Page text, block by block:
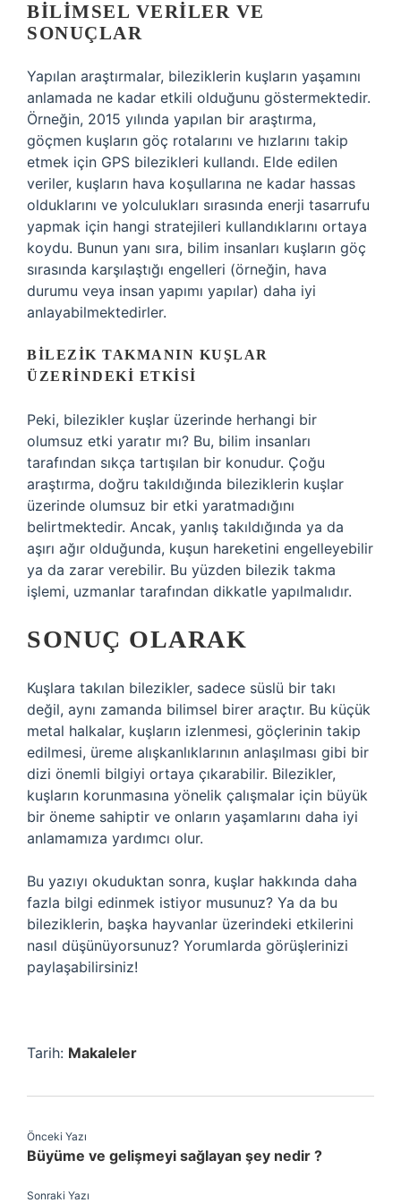
BILIMSEL VERILER VE
SONUÇLAR
Yapılan araştırmalar, bileziklerin kuşların yaşamını
anlamada ne kadar etkili olduğunu göstermektedir.
Örneğin, 2015 yılında yapılan bir araştırma,
göçmen kuşların göç rotalarını ve hızlarını takip
etmek için GPS bilezikleri kullandı. Elde edilen
veriler, kuşların hava koşullarına ne kadar hassas
olduklarını ve yolculukları sırasında enerji tasarrufu
yapmak için hangi stratejileri kullandıklarını ortaya
koydu. Bunun yanı sıra, bilim insanları kuşların göç
sırasında karşılaştığı engelleri (örneğin, hava
durumu veya insan yapımı yapılar) daha iyi
anlayabilmektedirler.
BILEZIK TAKMANIN KUŞLAR
ÜZERINDEKI ETKISI
Peki, bilezikler kuşlar üzerinde herhangi bir
olumsuz etki yaratır mı? Bu, bilim insanları
tarafından sıkça tartışılan bir konudur. Çoğu
araştırma, doğru takıldığında bileziklerin kuşlar
üzerinde olumsuz bir etki yaratmadığını
belirtmektedir. Ancak, yanlış takıldığında ya da
aşırı ağır olduğunda, kuşun hareketini engelleyebilir
ya da zarar verebilir. Bu yüzden bilezik takma
işlemi, uzmanlar tarafından dikkatle yapılmalıdır.
SONUÇ OLARAK
Kuşlara takılan bilezikler, sadece süslü bir takı
değil, aynı zamanda bilimsel birer araçtır. Bu küçük
metal halkalar, kuşların izlenmesi, göçlerinin takip
edilmesi, üreme alışkanlıklarının anlaşılması gibi bir
dizi önemli bilgiyi ortaya çıkarabilir. Bilezikler,
kuşların korunmasına yönelik çalışmalar için büyük
bir öneme sahiptir ve onların yaşamlarını daha iyi
anlamamıza yardımcı olur.
Bu yazıyı okuduktan sonra, kuşlar hakkında daha
fazla bilgi edinmek istiyor musunuz? Ya da bu
bileziklerin, başka hayvanlar üzerindeki etkilerini
nasıl düşünüyorsunuz? Yorumlarda görüşlerinizi
paylaşabilirsiniz!
Tarih: Makaleler
Önceki Yazı
Büyüme ve gelişmeyi sağlayan şey nedir ?
Sonraki Yazı